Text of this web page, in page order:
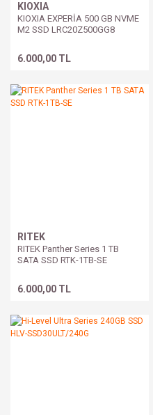
KIOXIA
KIOXIA EXPERİA 500 GB NVME
M2 SSD LRC20Z500GG8
6.000,00 TL
RITEK
RITEK Panther Series 1 TB
SATA SSD RTK-1TB-SE
6.000,00 TL